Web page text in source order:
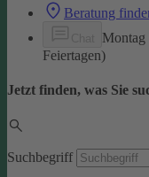
Beratung
Montag
Feiertagen)
Jetzt finden, was Sie
Suchbegriff